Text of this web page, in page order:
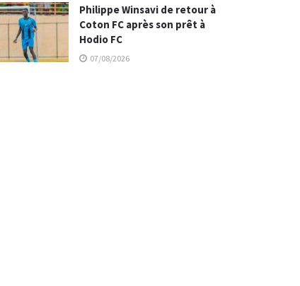
Philippe Winsavi de retour à
Coton FC après son prêt à
Hodio FC
07/08/2026